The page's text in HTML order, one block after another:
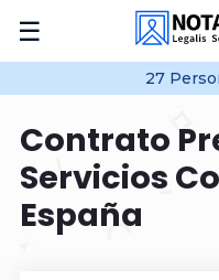
☰
27
Contrato
Servicios
España